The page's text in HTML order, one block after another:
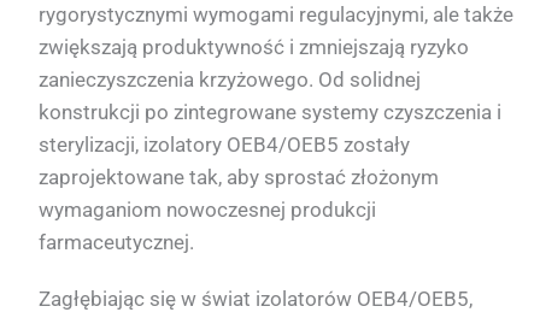
rygorystycznymi wymogami regulacyjnymi, ale także
zwiększają produktywność i zmniejszają ryzyko
zanieczyszczenia krzyżowego. Od solidnej
konstrukcji po zintegrowane systemy czyszczenia i
sterylizacji, izolatory OEB4/OEB5 zostały
zaprojektowane tak, aby sprostać złożonym
wymaganiom nowoczesnej produkcji
farmaceutycznej.
Zagłębiając się w świat izolatorów OEB4/OEB5,